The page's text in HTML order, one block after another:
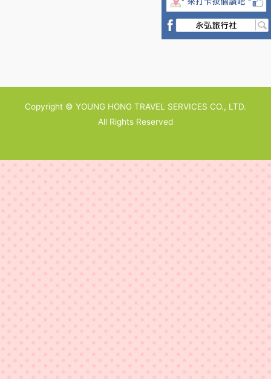
Copyright © YOUNG HONG TRAVEL SERVICES CO., LTD.
All Rights Reserved